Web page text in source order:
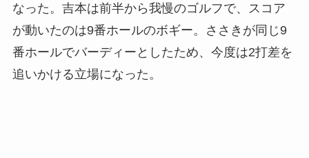
なった。吉本は前半から我慢のゴルフで、スコア
が動いたのは9番ホールのボギー。ささきが同じ9
番ホールでバーディーとしたため、今度は2打差を
追いかける立場になった。